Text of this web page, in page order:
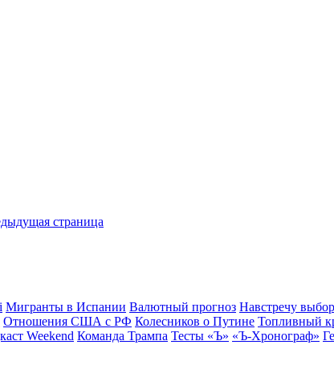
страница
Мигранты в Испании Валютный прогноз Навстречу
Отношения США с РФ Колесников о Путине Топливный
Weekend Команда Трампа Тесты «Ъ» «Ъ-Хронограф»